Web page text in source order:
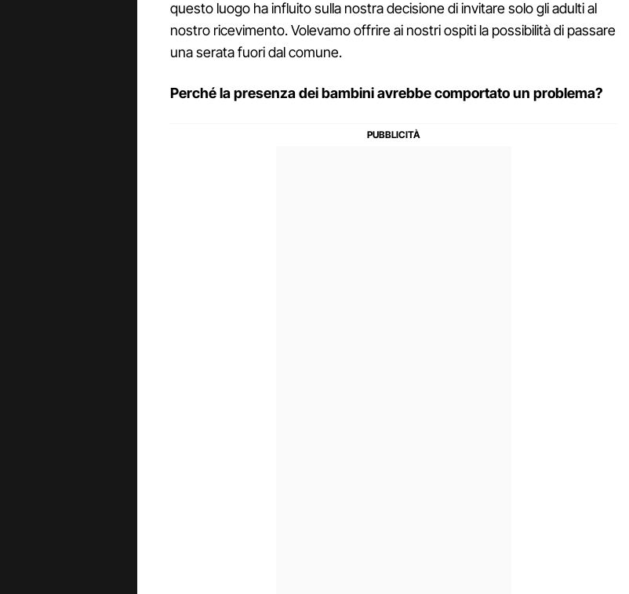
questo luogo ha influito sulla nostra decisione di invitare solo gli adulti al
nostro ricevimento. Volevamo offrire ai nostri ospiti la possibilità di passare
una serata fuori dal comune.
Perché la presenza dei bambini avrebbe comportato un problema?